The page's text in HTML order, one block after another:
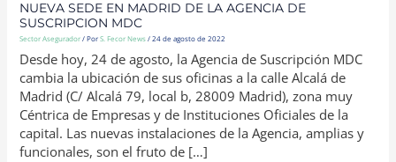
NUEVA SEDE EN MADRID DE LA AGENCIA DE
SUSCRIPCION MDC
Sector Asegurador/ PorS. Fecor News/24 de agosto de 2022
Desde hoy, 24 de agosto, la Agencia de Suscripción MDC
cambia la ubicación de sus oficinas a la calle Alcalá de
Madrid (C/ Alcalá 79, local b, 28009 Madrid), zona muy
Céntrica de Empresas y de Instituciones Oficiales de la
capital. Las nuevas instalaciones de la Agencia, amplias y
funcionales, son el fruto de […]